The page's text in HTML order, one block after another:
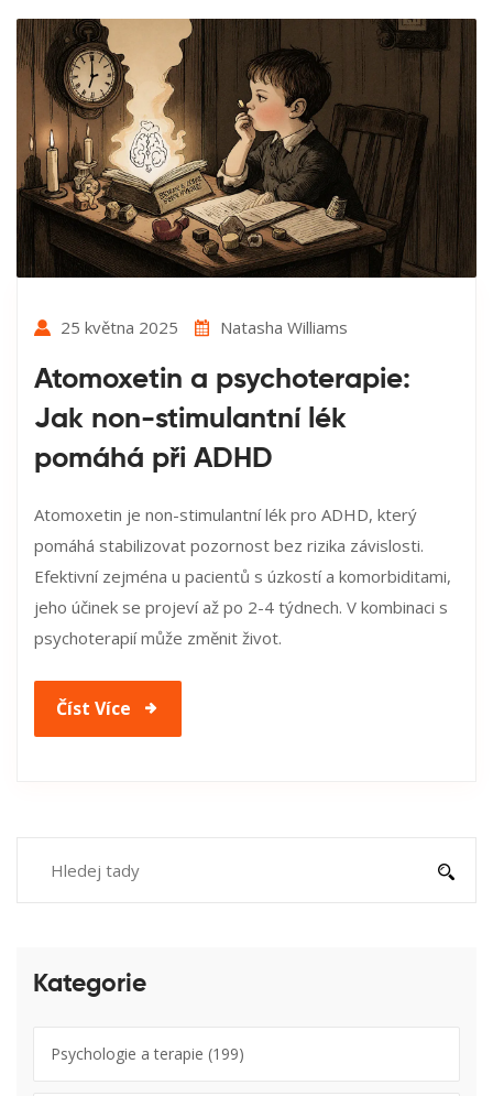
25 května 2025 Natasha Williams
Atomoxetin a psychoterapie:
Jak non-stimulantní lék
pomáhá při ADHD
Atomoxetin je non-stimulantní lék pro ADHD, který
pomáhá stabilizovat pozornost bez rizika závislosti.
Efektivní zejména u pacientů s úzkostí a komorbiditami,
jeho účinek se projeví až po 2-4 týdnech. V kombinaci s
psychoterapií může změnit život.
Číst Více
Kategorie
Psychologie a terapie (199)